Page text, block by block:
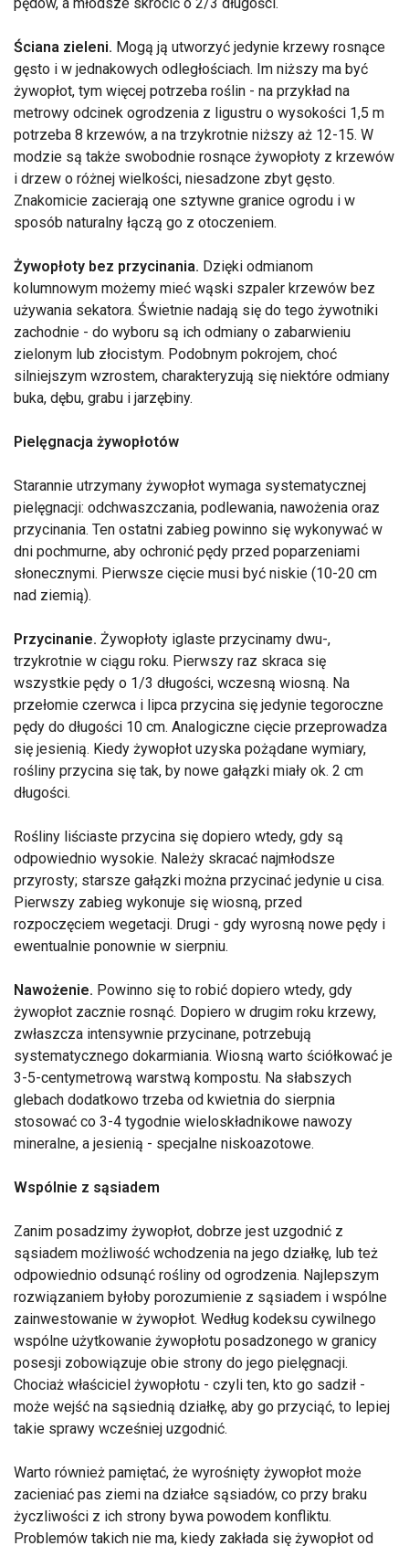
Ściana zieleni. Mogą ją utworzyć jedynie krzewy rosnące
gęsto i w jednakowych odległościach. Im niższy ma być
żywopłot, tym więcej potrzeba roślin - na przykład na
metrowy odcinek ogrodzenia z ligustru o wysokości 1,5 m
potrzeba 8 krzewów, a na trzykrotnie niższy aż 12-15. W
modzie są także swobodnie rosnące żywopłoty z krzewów
i drzew o różnej wielkości, niesadzone zbyt gęsto.
Znakomicie zacierają one sztywne granice ogrodu i w
sposób naturalny łączą go z otoczeniem.
Żywopłoty bez przycinania. Dzięki odmianom
kolumnowym możemy mieć wąski szpaler krzewów bez
używania sekatora. Świetnie nadają się do tego żywotniki
zachodnie - do wyboru są ich odmiany o zabarwieniu
zielonym lub złocistym. Podobnym pokrojem, choć
silniejszym wzrostem, charakteryzują się niektóre odmiany
buka, dębu, grabu i jarzębiny.
Pielęgnacja żywopłotów
Starannie utrzymany żywopłot wymaga systematycznej
pielęgnacji: odchwaszczania, podlewania, nawożenia oraz
przycinania. Ten ostatni zabieg powinno się wykonywać w
dni pochmurne, aby ochronić pędy przed poparzeniami
słonecznymi. Pierwsze cięcie musi być niskie (10-20 cm
nad ziemią).
Przycinanie. Żywopłoty iglaste przycinamy dwu-,
trzykrotnie w ciągu roku. Pierwszy raz skraca się
wszystkie pędy o 1/3 długości, wczesną wiosną. Na
przełomie czerwca i lipca przycina się jedynie tegoroczne
pędy do długości 10 cm. Analogiczne cięcie przeprowadza
się jesienią. Kiedy żywopłot uzyska pożądane wymiary,
rośliny przycina się tak, by nowe gałązki miały ok. 2 cm
długości.
Rośliny liściaste przycina się dopiero wtedy, gdy są
odpowiednio wysokie. Należy skracać najmłodsze
przyrosty; starsze gałązki można przycinać jedynie u cisa.
Pierwszy zabieg wykonuje się wiosną, przed
rozpoczęciem wegetacji. Drugi - gdy wyrosną nowe pędy i
ewentualnie ponownie w sierpniu.
Nawożenie. Powinno się to robić dopiero wtedy, gdy
żywopłot zacznie rosnąć. Dopiero w drugim roku krzewy,
zwłaszcza intensywnie przycinane, potrzebują
systematycznego dokarmiania. Wiosną warto ściółkować je
3-5-centymetrową warstwą kompostu. Na słabszych
glebach dodatkowo trzeba od kwietnia do sierpnia
stosować co 3-4 tygodnie wieloskładnikowe nawozy
mineralne, a jesienią - specjalne niskoazotowe.
Wspólnie z sąsiadem
Zanim posadzimy żywopłot, dobrze jest uzgodnić z
sąsiadem możliwość wchodzenia na jego działkę, lub też
odpowiednio odsunąć rośliny od ogrodzenia. Najlepszym
rozwiązaniem byłoby porozumienie z sąsiadem i wspólne
zainwestowanie w żywopłot. Według kodeksu cywilnego
wspólne użytkowanie żywopłotu posadzonego w granicy
posesji zobowiązuje obie strony do jego pielęgnacji.
Chociaż właściciel żywopłotu - czyli ten, kto go sadził -
może wejść na sąsiednią działkę, aby go przyciąć, to lepiej
takie sprawy wcześniej uzgodnić.
Warto również pamiętać, że wyrośnięty żywopłot może
zacieniać pas ziemi na działce sąsiadów, co przy braku
życzliwości z ich strony bywa powodem konfliktu.
Problemów takich nie ma, kiedy zakłada się żywopłot od